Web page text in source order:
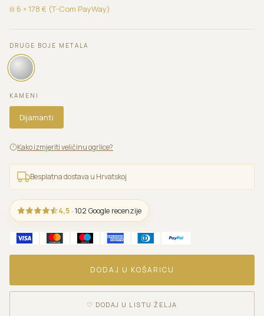
ili 6 × 178 € (T-Com PayWay)
DRUGE BOJE METALA
KAMENI
Dijamanti
Kako izmjeriti veličinu ogrlice?
Besplatna dostava u Hrvatskoj
4,5 · 102 Google recenzije
DODAJ U KOŠARICU
♡ DODAJ U LISTU ŽELJA